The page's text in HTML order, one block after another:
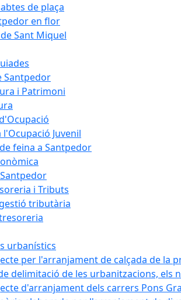
de plaça
en flor
Sant Miquel
Santpedor
i Patrimoni
Juvenil
feina a Santpedor
i Tributs
tributària
urbanístics
per l'arranjament de calçada de la
delimitació de les urbanitzacions, els
d'arranjament dels carrers Pons